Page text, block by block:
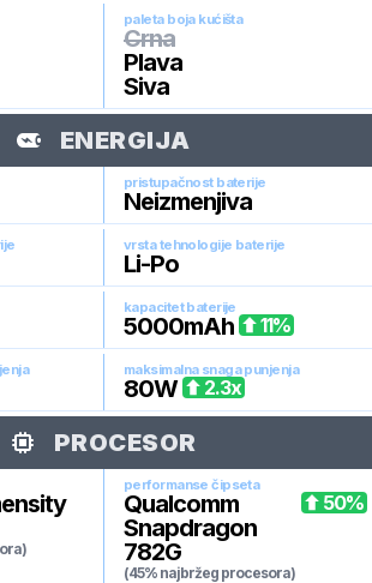
paleta boja kućišta
Crna
Plava
Siva
ENERGIJA
pristupačnost baterije
Neizmenjiva
vrsta tehnologije baterije
Li-Po
kapacitet baterije
5000mAh 11%
maksimalna snaga punjenja
80W 2.3x
PROCESOR
performanse čipseta
Qualcomm
Snapdragon
782G
(45% najbržeg procesora)
50%